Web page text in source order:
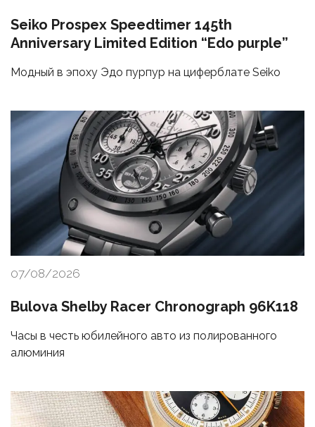
Seiko Prospex Speedtimer 145th
Anniversary Limited Edition “Edo purple”
Модный в эпоху Эдо пурпур на циферблате Seiko
07/08/2026
Bulova Shelby Racer Chronograph 96K118
Часы в честь юбилейного авто из полированного
алюминия